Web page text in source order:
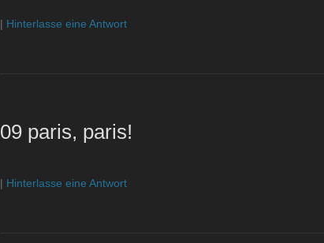
| Hinterlasse eine Antwort
09 paris, paris!
| Hinterlasse eine Antwort